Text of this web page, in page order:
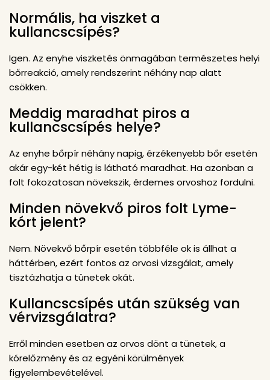
Normális, ha viszket a
kullancscsípés?
Igen. Az enyhe viszketés önmagában természetes helyi
bőrreakció, amely rendszerint néhány nap alatt
csökken.
Meddig maradhat piros a
kullancscsípés helye?
Az enyhe bőrpír néhány napig, érzékenyebb bőr esetén
akár egy-két hétig is látható maradhat. Ha azonban a
folt fokozatosan növekszik, érdemes orvoshoz fordulni.
Minden növekvő piros folt Lyme-
kórt jelent?
Nem. Növekvő bőrpír esetén többféle ok is állhat a
háttérben, ezért fontos az orvosi vizsgálat, amely
tisztázhatja a tünetek okát.
Kullancscsípés után szükség van
vérvizsgálatra?
Erről minden esetben az orvos dönt a tünetek, a
kórelőzmény és az egyéni körülmények
figyelembevételével.